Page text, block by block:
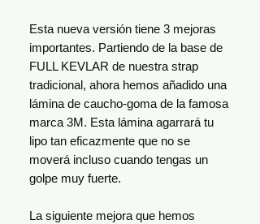
Esta nueva versión tiene 3 mejoras
importantes. Partiendo de la base de
FULL KEVLAR de nuestra strap
tradicional, ahora hemos añadido una
lámina de caucho-goma de la famosa
marca 3M. Esta lámina agarrará tu
lipo tan eficazmente que no se
moverá incluso cuando tengas un
golpe muy fuerte.
La siguiente mejora que hemos